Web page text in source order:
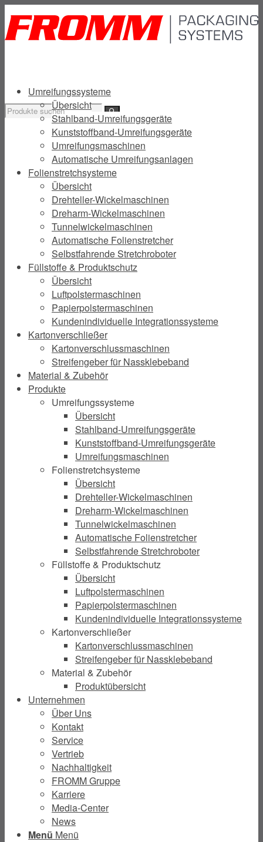
Umreifungssysteme
Übersicht
Stahlband-Umreifungsgeräte
Kunststoffband-Umreifungsgeräte
Umreifungsmaschinen
Automatische Umreifungsanlagen
Folienstretchsysteme
Übersicht
Drehteller-Wickelmaschinen
Dreharm-Wickelmaschinen
Tunnelwickelmaschinen
Automatische Folienstretcher
Selbstfahrende Stretchroboter
Füllstoffe & Produktschutz
Übersicht
Luftpolstermaschinen
Papierpolstermaschinen
Kundenindividuelle Integrationssysteme
Kartonverschließer
Kartonverschlussmaschinen
Streifengeber für Nassklebeband
Material & Zubehör
Produkte
Umreifungssysteme
Übersicht
Stahlband-Umreifungsgeräte
Kunststoffband-Umreifungsgeräte
Umreifungsmaschinen
Folienstretchsysteme
Übersicht
Drehteller-Wickelmaschinen
Dreharm-Wickelmaschinen
Tunnelwickelmaschinen
Automatische Folienstretcher
Selbstfahrende Stretchroboter
Füllstoffe & Produktschutz
Übersicht
Luftpolstermaschinen
Papierpolstermaschinen
Kundenindividuelle Integrationssysteme
Kartonverschließer
Kartonverschlussmaschinen
Streifengeber für Nassklebeband
Material & Zubehör
Produktübersicht
Unternehmen
Über Uns
Kontakt
Service
Vertrieb
Nachhaltigkeit
FROMM Gruppe
Karriere
Media-Center
News
Menü Menü